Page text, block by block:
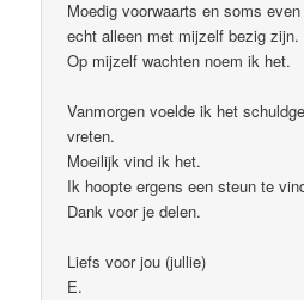
Moedig voorwaarts en soms
echt alleen met mijzelf bezig zijn.
Op mijzelf wachten noem ik het.
Vanmorgen voelde ik het
vreten.
Moeilijk vind ik het.
Ik hoopte ergens een steun te
Dank voor je delen.
Liefs voor jou (jullie)
E.